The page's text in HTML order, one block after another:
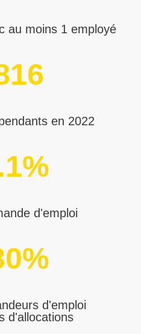
au moins 1 employé
en 2022
%
d'emploi
%
d'emploi
d'allocations